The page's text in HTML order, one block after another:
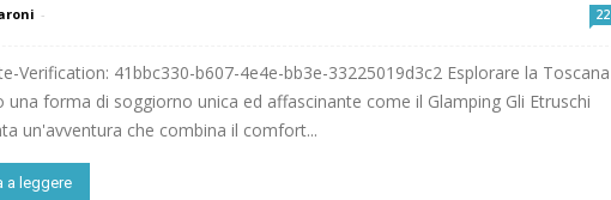
- 22
Verification: 41bbc330-b607-4e4e-bb3e-33225019d3c2 Esplorare la Toscana
una forma di soggiorno unica ed affascinante come il Glamping Gli Etruschi
un'avventura che combina il comfort...
a leggere